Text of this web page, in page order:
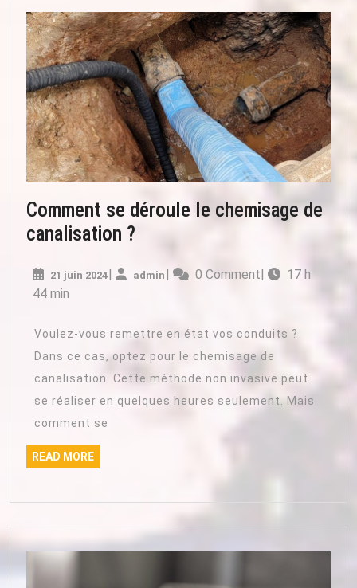
Comment se déroule le chemisage de
canalisation ?
déroule
chemisage
de
canalisation
?
21 juin 202421
| admin admin
| 0 Comment|
17 h
44 min
Voulez-vous remettre en état vos conduits ?
Dans ce cas, optez pour le chemisage de
canalisation. Cette méthode non invasive peut
se réaliser en quelques heures seulement. Mais
comment se
READ MOREREAD
MORE